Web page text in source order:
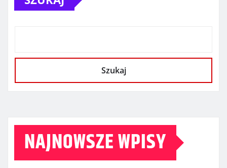
Szukaj
NAJNOWSZE WPISY